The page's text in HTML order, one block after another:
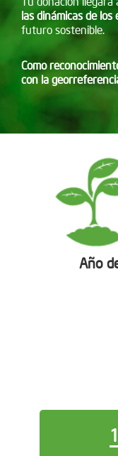
las dinámicas de
futuro sostenible.
Como
con la
Año